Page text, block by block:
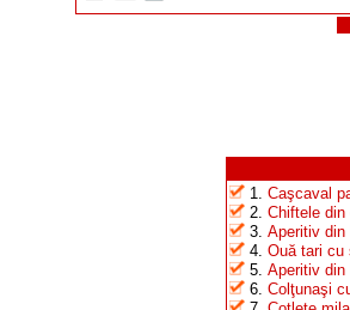
1. Caşcaval
2. Chiftele din
3. Aperitiv din
4. Ouă tari cu
5. Aperitiv din
6. Colţunaşi